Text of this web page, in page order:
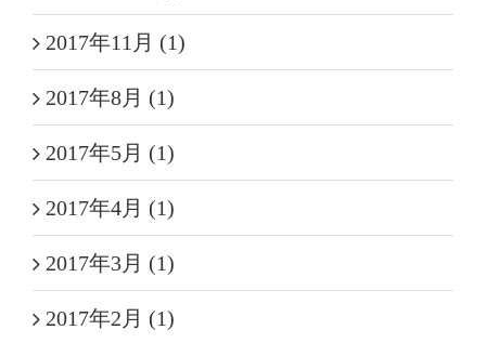
2017年11月 (1)
2017年8月 (1)
2017年5月 (1)
2017年4月 (1)
2017年3月 (1)
2017年2月 (1)